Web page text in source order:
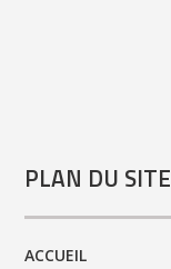
PLAN DU SITE
ACCUEIL